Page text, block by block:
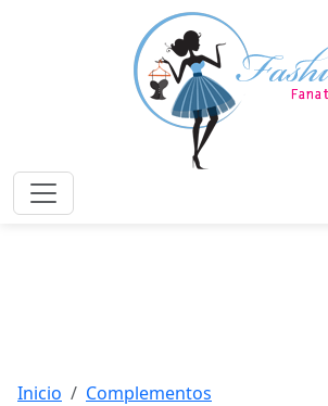
Menú
Inicio
Complementos